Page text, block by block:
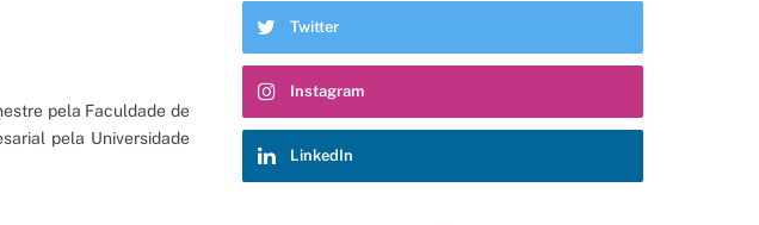
pela Faculdade de
pela Universidade
Twitter
Instagram
LinkedIn